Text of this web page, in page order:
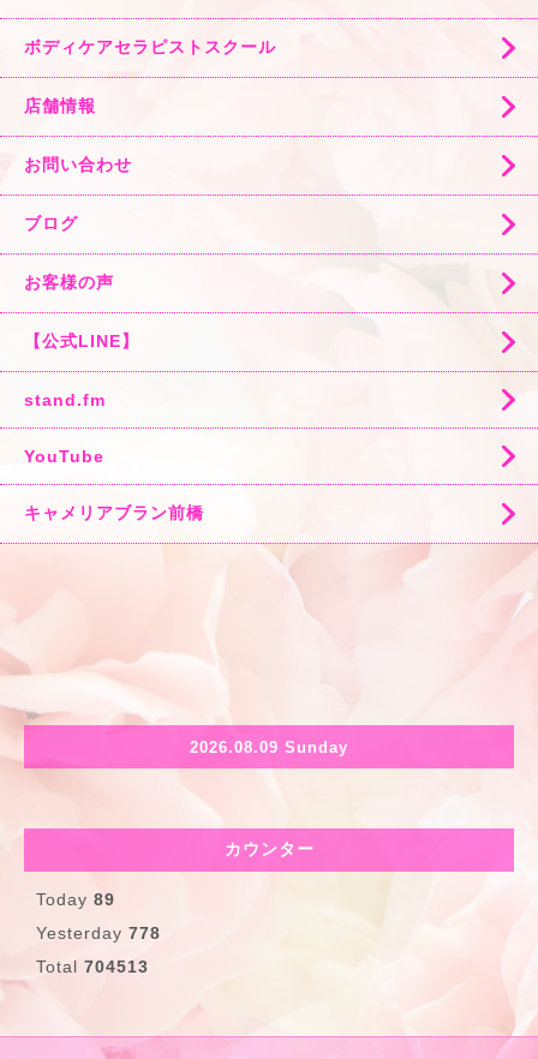
ボディケアセラピストスクール
店舗情報
お問い合わせ
ブログ
お客様の声
【公式LINE】
stand.fm
YouTube
キャメリアブラン前橋
2026.08.09 Sunday
カウンター
Today 89
Yesterday 778
Total 704513